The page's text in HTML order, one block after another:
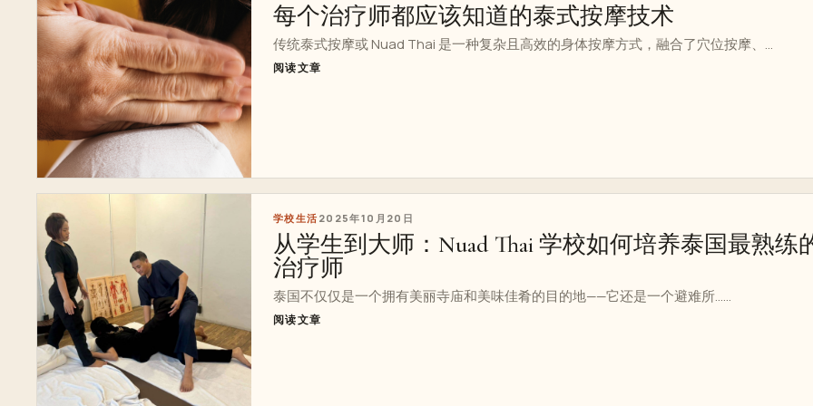
每个治疗师都应该知道的泰式按摩技术
传统泰式按摩或 Nuad Thai 是一种复杂且高效的身体按摩方式，融合了穴位按摩、...
阅读文章
学校生活 2025年10月20日
从学生到大师：Nuad Thai 学校如何培养泰国最熟练
治疗师
泰国不仅仅是一个拥有美丽寺庙和美味佳肴的目的地——它还是一个避难所......
阅读文章